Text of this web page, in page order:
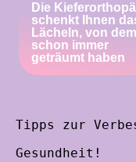
Die
schenkt Ihnen
Lächeln, von
schon immer
geträumt haben
Tipps zur
Gesundheit!